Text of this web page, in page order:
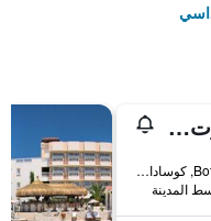
أليبابام أبارت هوتل
Botanikçi Ali Sokak, كوساداسي, تركيا